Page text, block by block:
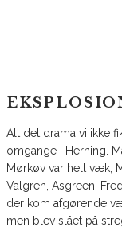
Alt det drama vi ikke
omgange i Herning.
Mørkøv var helt væk,
Valgren, Asgreen,
der kom afgørende
men blev slået på